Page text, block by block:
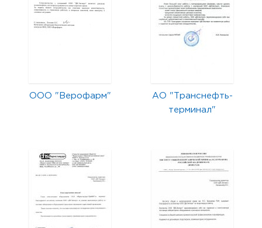
ООО "Верофарм"
АО "Транснефть-
терминал"